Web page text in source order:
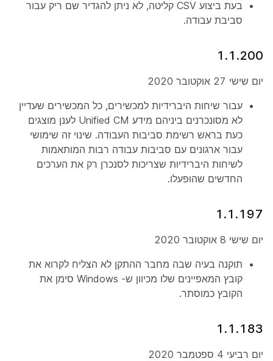
בעת ביצוע CSV קליטה, לא ניתן להגדיר שם ריק עבור
סביבת עבודה.
1.1.200
יום שישי 27 אוקטובר 2020
עבור שיחות היברידיות למכשירים, כל המכשירים שעדיין
לא מסונכרנים ביניהם מידע Unified CM לענן מוצגים
כעת בראש רשימת סביבות העבודה. שינוי זה שימושי
עבור ארגונים עם סביבות עבודה רבות המותאמות
לשיחות היברידיות שצריכות לסנכרן רק את הערכים
החדשים שהופעלו.
1.1.197
יום שישי 8 אוקטובר 2020
תוקנה בעיה שבה מחבר ההתקן לא הצליח לקרוא את
קובץ המאפיינים שלו מכיוון ש- Windows סימן את
הקובץ כמוסתר.
1.1.183
יום רביעי 4 ספטמבר 2020